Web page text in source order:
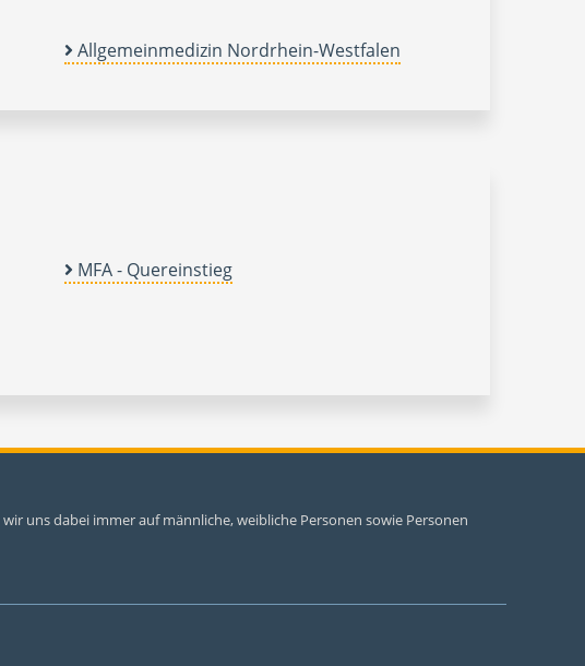
Allgemeinmedizin Nordrhein-Westfalen
MFA - Quereinstieg
uns dabei immer auf männliche, weibliche Personen sowie Personen